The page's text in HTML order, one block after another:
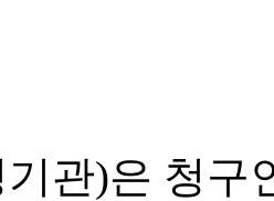
관)은 청구